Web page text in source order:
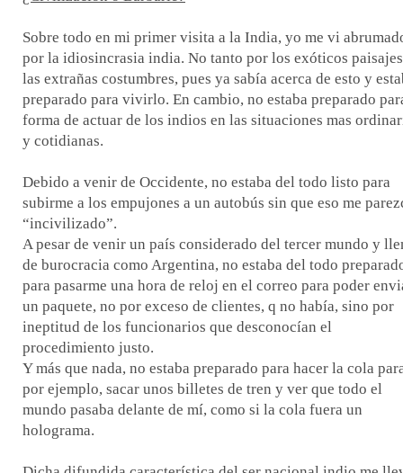
Sobre todo en mi primer visita a la India, yo me vi
por la idiosincrasia india. No tanto por los exóticos
las extrañas costumbres, pues ya sabía acerca de esto y
preparado para vivirlo. En cambio, no estaba preparado
forma de actuar de los indios en las situaciones mas
y cotidianas.
Debido a venir de Occidente, no estaba del todo listo para
subirme a los empujones a un autobús sin que eso me
“incivilizado”.
A pesar de venir un país considerado del tercer mundo y
de burocracia como Argentina, no estaba del todo
para pasarme una hora de reloj en el correo para poder
un paquete, no por exceso de clientes, q no había, sino por
ineptitud de los funcionarios que desconocían el
procedimiento justo.
Y más que nada, no estaba preparado para hacer la cola
por ejemplo, sacar unos billetes de tren y ver que todo el
mundo pasaba delante de mí, como si la cola fuera un
holograma.